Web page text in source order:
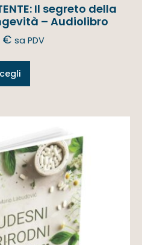
Il segreto della
– Audiolibro
€ sa PDV